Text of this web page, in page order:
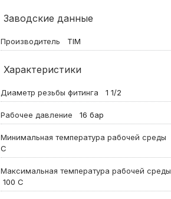
Заводские данные
Производитель TIM
Характеристики
Диаметр резьбы фитинга 1 1/2
Рабочее давление 16 бар
Минимальная температура рабочей среды
С
Максимальная температура рабочей среды
100 С